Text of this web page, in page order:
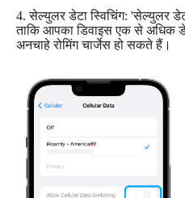
4. सेल्युलर डेटा स्विचिंग: 'सेल्युलर
ताकि आपका डिवाइस एक से अधिक
अनचाहे रोमिंग चार्जेस हो सकते हैं।